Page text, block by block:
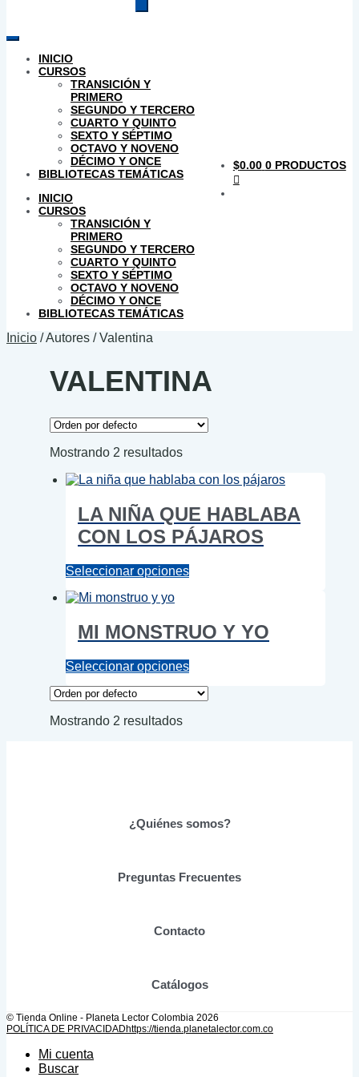
productos
INICIO
CURSOS
TRANSICIÓN Y
PRIMERO
SEGUNDO Y TERCERO
CUARTO Y QUINTO
SEXTO Y SÉPTIMO
OCTAVO Y NOVENO
DÉCIMO Y ONCE
BIBLIOTECAS TEMÁTICAS
INICIO
CURSOS
TRANSICIÓN Y
PRIMERO
SEGUNDO Y TERCERO
CUARTO Y QUINTO
SEXTO Y SÉPTIMO
OCTAVO Y NOVENO
DÉCIMO Y ONCE
BIBLIOTECAS TEMÁTICAS
$0.00 0 PRODUCTOS
Inicio /Autores /Valentina
VALENTINA
Mostrando 2 resultados
LA NIÑA QUE HABLABA
CON LOS PÁJAROS
Seleccionar opcionesEste
variantes.
Las
opciones
se
pueden
elegir
MI MONSTRUO Y YO
Seleccionar opcionesEste
tiene
la
Mostrando 2 resultados
¿Quiénes somos?
Preguntas Frecuentes
Contacto
Catálogos
© Tienda Online - Planeta Lector Colombia 2026
POLÍTICA DE PRIVACIDADhttps://tienda.planetalector.com.co
Mi cuenta
Buscar